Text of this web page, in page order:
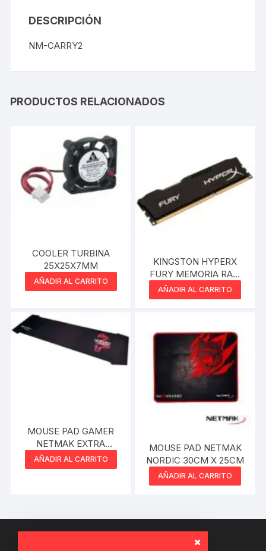
DESCRIPCIÓN
NM-CARRY2
PRODUCTOS RELACIONADOS
COOLER TURBINA
25X25X7MM
AÑADIR AL CARRITO
KINGSTON HYPERX
FURY MEMORIA RAM
DDR4 4GB 2666 MHZ
AÑADIR AL CARRITO
MOUSE PAD GAMER
NETMAK EXTRA
GRANDE ULTIMATE
AÑADIR AL CARRITO
MOUSE PAD NETMAK
NORDIC 30CM X 25CM
AÑADIR AL CARRITO